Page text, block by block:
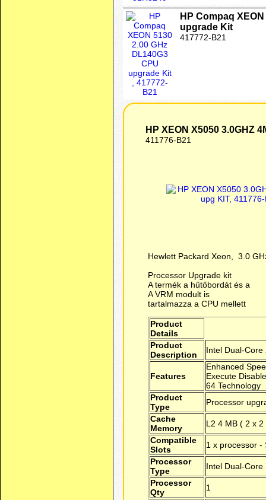
HP Compaq
upgrade Kit
417772-B21
HP XEON X5050 3.0GHZ
411776-B21
Hewlett Packard Xeon, 3.0
Processor Upgrade kit
A termék a hűtőbordát és a
A VRM modult is
tartalmazza a CPU mellett
Product
Details
Product
Description
Intel Dual-
Features
Enhanced
Execute
64 Technology
Product
Type
Processor
Cache
Memory
L2 4 MB ( 2 x 2
Compatible
Slots
1 x processor -
Processor
Type
Intel Dual-Core
Processor
Qty
1